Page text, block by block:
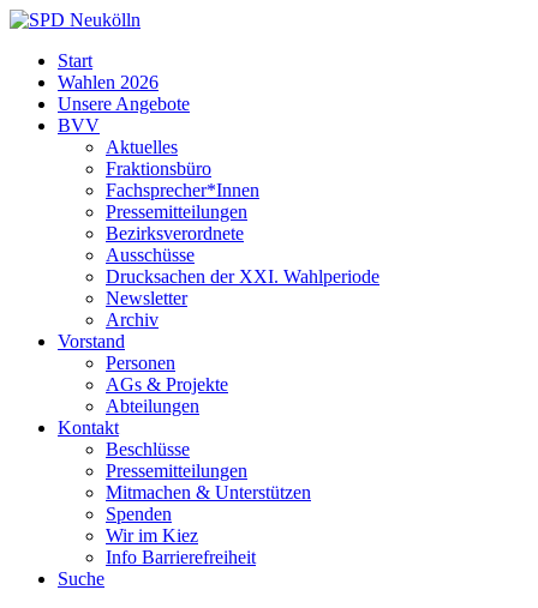
Skip
content
Neukölln
Start
Wahlen 2026
Unsere Angebote
BVV
Aktuelles
Fraktionsbüro
Fachsprecher*Innen
Pressemitteilungen
Bezirksverordnete
Ausschüsse
Drucksachen der XXI. Wahlperiode
Newsletter
Archiv
Vorstand
Personen
AGs & Projekte
Abteilungen
Kontakt
Beschlüsse
Pressemitteilungen
Mitmachen & Unterstützen
Spenden
Wir im Kiez
Info Barrierefreiheit
Suche